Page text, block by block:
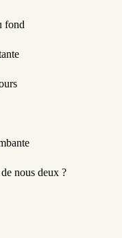
fond
nous deux ?